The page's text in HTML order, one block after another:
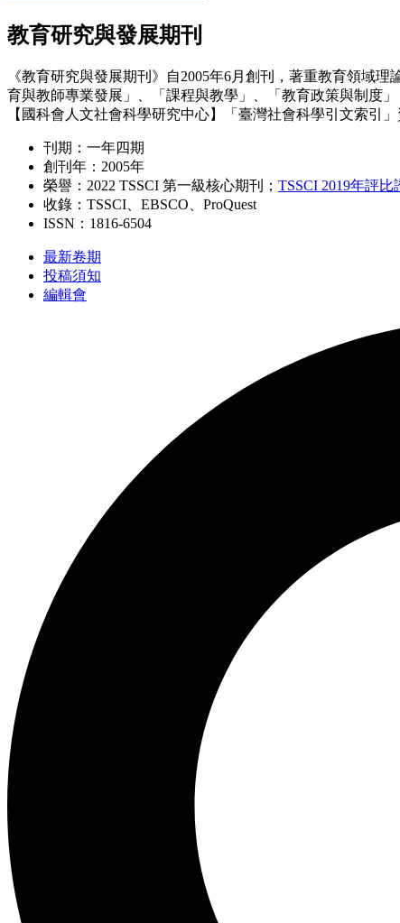
教育研究與發展期刊
《教育研究與發展期刊》 自2005年6月創刊 ，著重教育領域理
育與教師專業發展」、「課程與教學」、「教育政策與制度
【國科會人文社會科學研究中心】「臺灣社會科學引文索引
刊期：一年四期
創刊年：2005年
榮譽：2022 TSSCI 第一級核心期刊； TSSCI 2019年評
收錄：TSSCI、EBSCO、ProQuest
ISSN：1816-6504
最新卷期
投稿須知
編輯會